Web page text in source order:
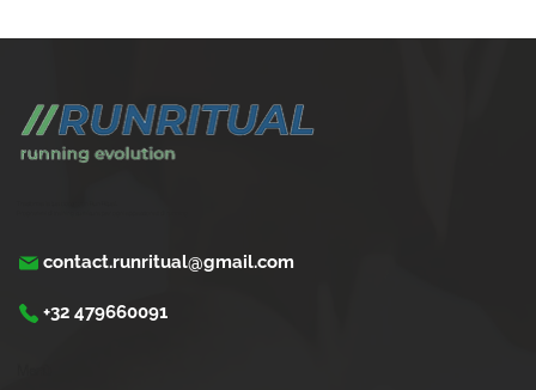
contact.runritual@gmail.com
+32 479660091